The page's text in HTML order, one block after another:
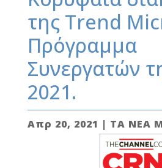
της Trend
Πρόγραμμα
Συνεργατών
2021.
Απρ 20, 2021 | ΤΑ ΝΕΑ